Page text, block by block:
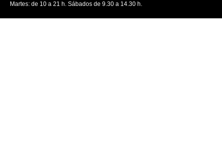
Martes: de 10 a 21 h. Sábados de 9.30 a 14.30 h.